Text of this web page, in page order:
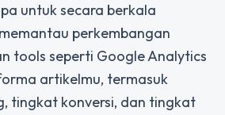
untuk secara berkala
perkembangan
tools seperti Google Analytics
artikelmu, termasuk
tingkat konversi, dan tingkat